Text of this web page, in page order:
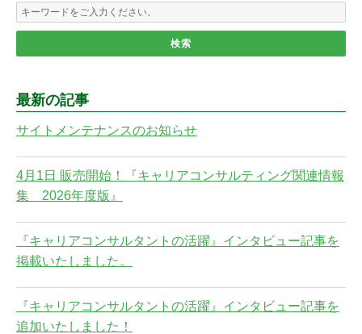
最新の記事
サイトメンテナンスのお知らせ
4月1日 販売開始！『キャリアコンサルティング関連情報
集 2026年度版』
『キャリアコンサルタントの活躍』インタビュー記事を
掲載いたしました。
『キャリアコンサルタントの活躍』インタビュー記事を
追加いたしました！